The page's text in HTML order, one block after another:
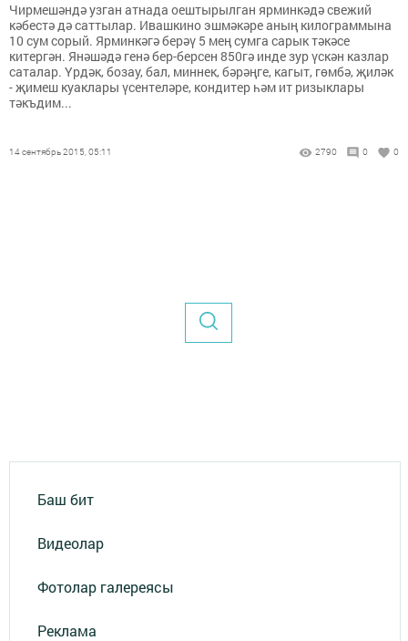
Чирмешәндә узган атнада оештырылган ярминкәдә свежий
кәбестә дә саттылар. Ивашкино эшмәкәре аның килограммына
10 сум сорый. Ярминкәгә берәү 5 мең сумга сарык тәкәсе
китергән. Янәшәдә генә бер-берсен 850гә инде зур үскән казлар
саталар. Үрдәк, бозау, бал, миннек, бәрәңге, кагыт, гөмбә, җиләк
- җимеш куаклары үсентеләре, кондитер һәм ит ризыклары
тәкъдим...
14 сентябрь 2015, 05:11 2790 0 0
Баш бит
Видеолар
Фотолар галереясы
Реклама